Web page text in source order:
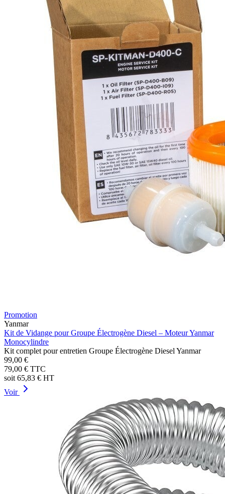
Promotion
Yanmar
Kit de Vidange pour Groupe Électrogène Diesel – Moteur Yanmar
Monocylindre
Kit complet pour entretien Groupe Électrogène Diesel Yanmar
99,00 €
79,00 € TTC
soit 65,83 € HT
Voir